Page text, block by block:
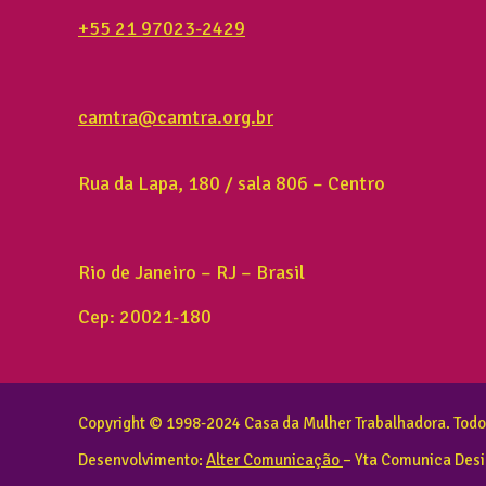
+55 21 97023-2429
camtra@camtra.org.br
Rua da Lapa, 180 / sala 806 – Centro
Rio de Janeiro – RJ – Brasil
Cep: 20021-180
Copyright © 1998-2024 Casa da Mulher Trabalhadora.
Desenvolvimento: Alter Comunicação – Yta Comunica